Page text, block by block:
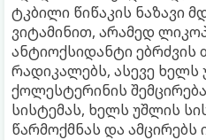
ტკბილი წიწაკის ნაზავი
ვიტამინით, არამედ
ანტიოქსიდანტი ებრძვის
რადიკალებს, ასევე ხელს
ქოლესტერინის
სისტემას, ხელს უშლის
წარმოქმნას და ამცირებს